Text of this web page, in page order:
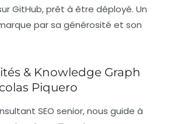
GitHub, prêt à être déployé. Un
par sa générosité et son
& Knowledge Graph
Piquero
SEO senior, nous guide à